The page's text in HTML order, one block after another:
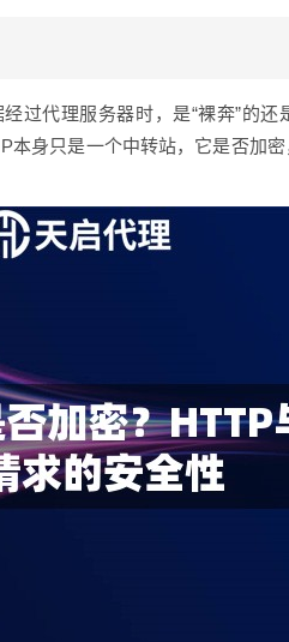
过代理服务器时，是“裸奔”的
本身只是一个中转站，它是否加